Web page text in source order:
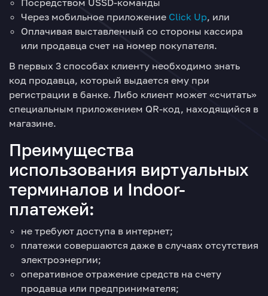
Посредством USSD-команды
Через мобильное приложение Click Up, или
Оплачивая выставленный со стороны кассира
или продавца счет на номер покупателя.
В первых 3 способах клиенту необходимо знать
код продавца, который выдается ему при
регистрации в банке. Либо клиент может «считать»
специальным приложением QR-код, находящийся в
магазине.
Преимущества
использования виртуальных
терминалов и Indoor-
платежей:
не требуют доступа в интернет;
платежи совершаются даже в случаях отсутствия
электроэнергии;
оперативное отражение средств на счету
продавца или предпринимателя;